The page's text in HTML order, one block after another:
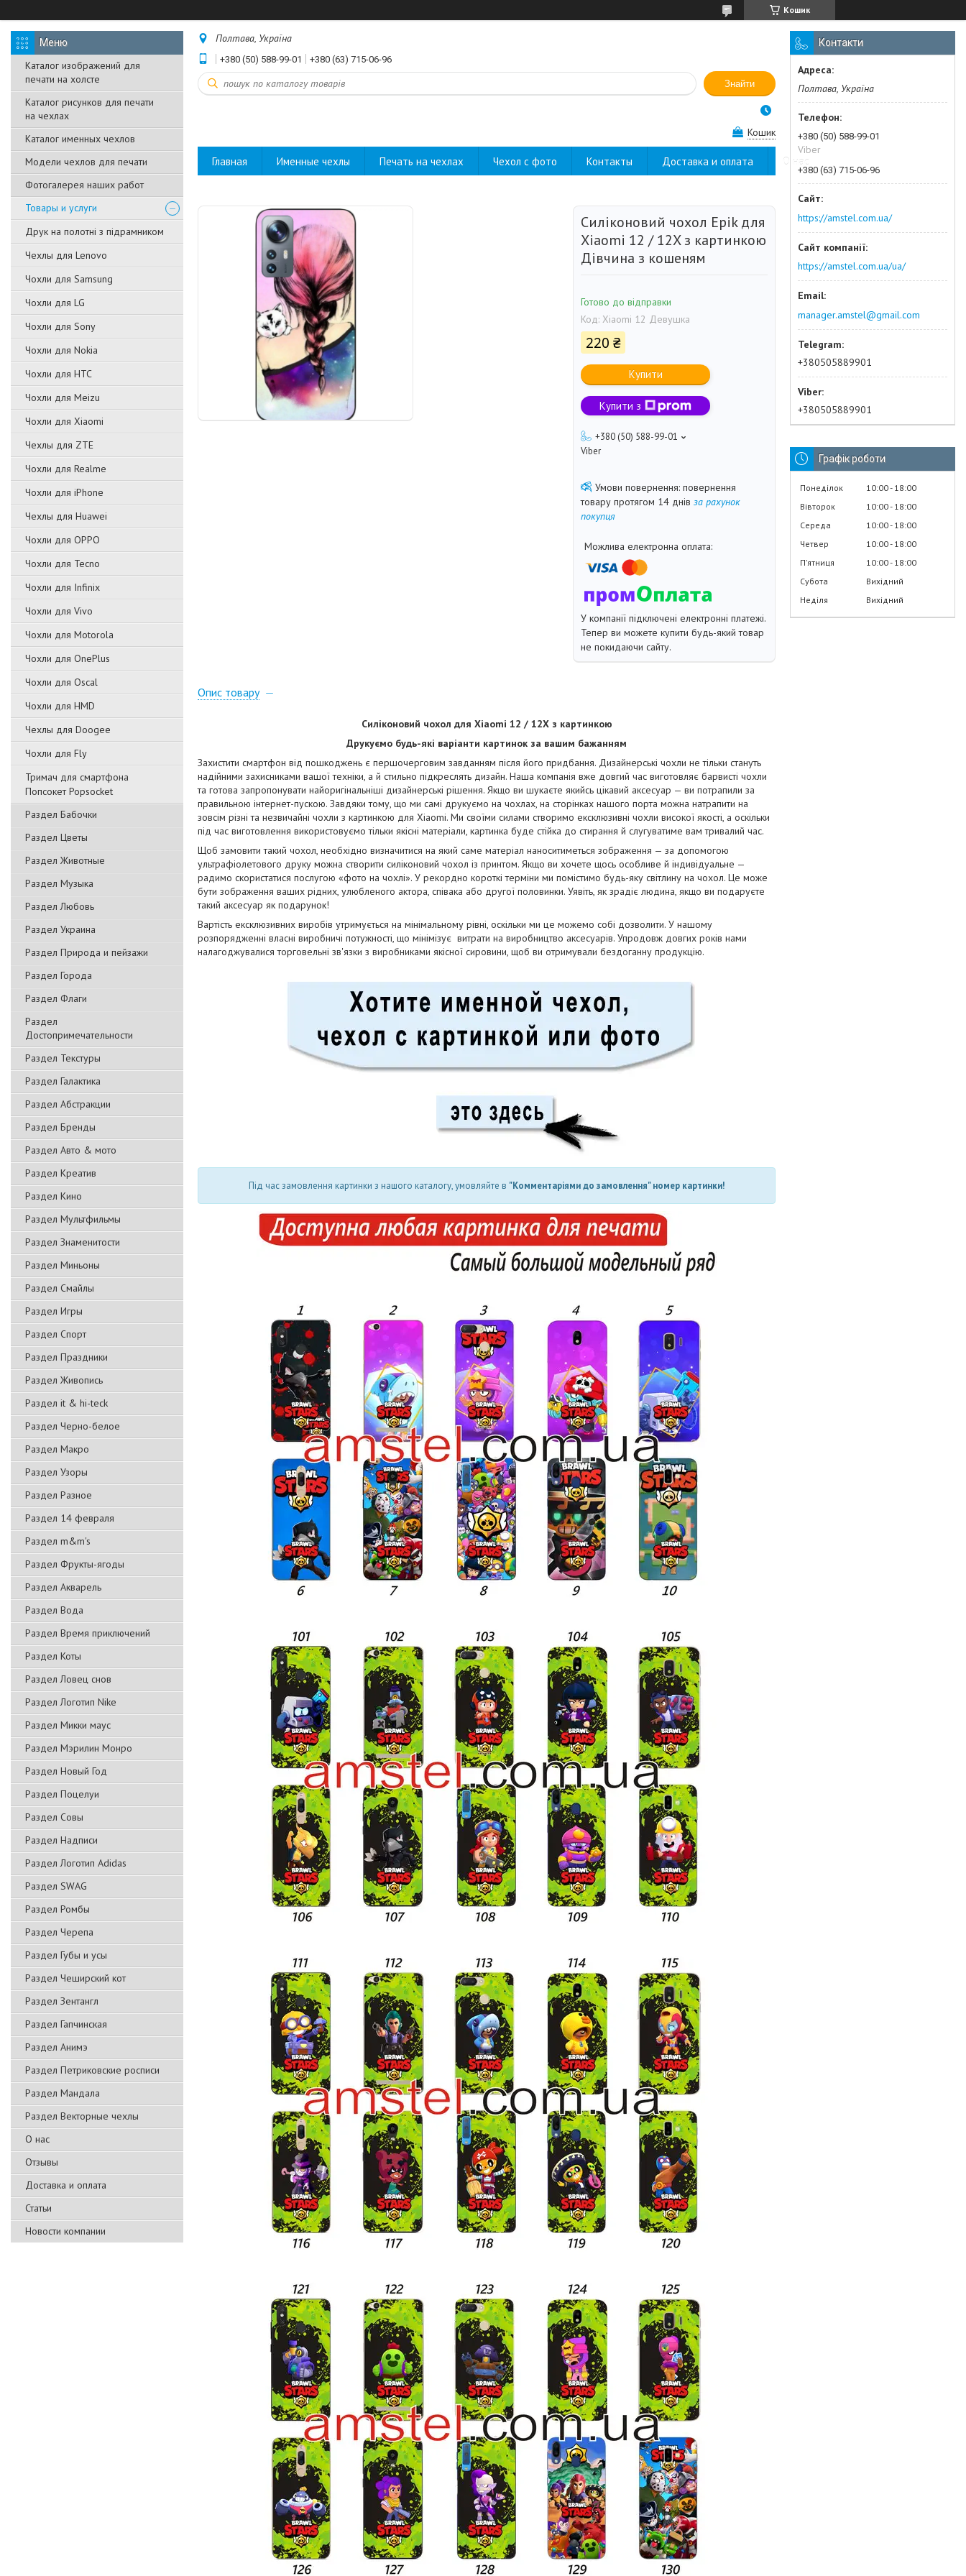
Кошик
Каталог изображений для
печати на холсте
Каталог рисунков для печати
на чехлах
Каталог именных чехлов
Модели чехлов для печати
Фотогалерея наших работ
Товары и услуги
Друк на полотні з підрамником
Чехлы для Lenovo
Чохли для Samsung
Чохли для LG
Чохли для Sony
Чохли для Nokia
Чохли для HTC
Чохли для Meizu
Чохли для Xiaomi
Чехлы для ZTE
Чохли для Realme
Чохли для iPhone
Чехлы для Huawei
Чохли для OPPO
Чохли для Tecno
Чохли для Infinix
Чохли для Vivo
Чохли для Motorola
Чохли для OnePlus
Чохли для Oscal
Чохли для HMD
Чехлы для Doogee
Чохли для Fly
Тримач для смартфона
Попсокет Popsocket
Раздел Бабочки
Раздел Цветы
Раздел Животные
Раздел Музыка
Раздел Любовь
Раздел Украина
Раздел Природа и пейзажи
Раздел Города
Раздел Флаги
Раздел
Достопримечательности
Раздел Текстуры
Раздел Галактика
Раздел Абстракции
Раздел Бренды
Раздел Авто & мото
Раздел Креатив
Раздел Кино
Раздел Мультфильмы
Раздел Знаменитости
Раздел Миньоны
Раздел Смайлы
Раздел Игры
Раздел Спорт
Раздел Праздники
Раздел Живопись
Раздел it & hi-teck
Раздел Черно-белое
Раздел Макро
Раздел Узоры
Раздел Разное
Раздел 14 февраля
Раздел m&m's
Раздел Фрукты-ягоды
Раздел Акварель
Раздел Вода
Раздел Время приключений
Раздел Коты
Раздел Ловец снов
Раздел Логотип Nike
Раздел Микки маус
Раздел Мэрилин Монро
Раздел Новый Год
Раздел Поцелуи
Раздел Совы
Раздел Надписи
Раздел Логотип Adidas
Раздел SWAG
Раздел Ромбы
Раздел Черепа
Раздел Губы и усы
Раздел Чеширский кот
Раздел Зентангл
Раздел Гапчинская
Раздел Анимэ
Раздел Петриковские росписи
Раздел Мандала
Раздел Векторные чехлы
О нас
Отзывы
Доставка и оплата
Статьи
Новости компании
Полтава, Україна
+380 (50) 588-99-01 +380 (63) 715-06-96
Знайти
Кошик
Главная Именные чехлы Печать на чехлах Чехол с фото Контакты Доставка и оплата О нас
Силіконовий чохол Epik для
Xiaomi 12 / 12X з картинкою
Дівчина з кошеням
Готово до відправки
Код: Xiaomi 12 Девушка
220 ₴
Купити
Купити з
+380 (50) 588-99-01
Viber
повернення
товару протягом 14 днів за рахунок
покупця
У компанії підключені електронні платежі.
Тепер ви можете купити будь-який товар
не покидаючи сайту.
Опис товару
Силіконовий чохол для Xiaomi 12 / 12X з картинкою
Друкуємо будь-які варіанти картинок за вашим бажанням
Захистити смартфон від пошкоджень є першочерговим завданням після його придбання. Дизайнерські чохли не тільки стануть
надійними захисниками вашої техніки, а й стильно підкреслять дизайн. Наша компанія вже довгий час виготовляє барвисті чохли
та готова запропонувати найоригінальніші дизайнерські рішення. Якщо ви шукаєте якийсь цікавий аксесуар — ви потрапили за
правильною інтернет-пускою. Завдяки тому, що ми самі друкуємо на чохлах, на сторінках нашого порта можна натрапити на
зовсім різні та незвичайні чохли з картинкою для Xiaomi. Ми своїми силами створимо ексклюзивні чохли високої якості, а оскільки
під час виготовлення використовуємо тільки якісні матеріали, картинка буде стійка до стирання й слугуватиме вам тривалий час.
Щоб замовити такий чохол, необхідно визначитися на який саме матеріал наноситиметься зображення — за допомогою
ультрафіолетового друку можна створити силіконовий чохол із принтом. Якщо ви хочете щось особливе й індивідуальне —
радимо скористатися послугою «фото на чохлі». У рекордно короткі терміни ми помістимо будь-яку світлину на чохол. Це може
бути зображення ваших рідних, улюбленого актора, співака або другої половинки. Уявіть, як зрадіє людина, якщо ви подаруєте
такий аксесуар як подарунок!
Вартість ексклюзивних виробів утримується на мінімальному рівні, оскільки ми це можемо собі дозволити. У нашому
розпорядженні власні виробничі потужності, що мінімізує витрати на виробництво аксесуарів. Упродовж довгих років нами
налагоджувалися торговельні зв'язки з виробниками якісної сировини, щоб ви отримували бездоганну продукцію.
Під час замовлення картинки з нашого каталогу, умовляйте в "Комментаріями до замовлення" номер картинки!
Контакти
Полтава, Україна
+380 (50) 588-99-01
Viber
+380 (63) 715-06-96
https://amstel.com.ua/
https://amstel.com.ua/ua/
manager.amstel@gmail.com
+380505889901
+380505889901
Графік роботи
Понеділок 10:00 18:00
Вівторок
10:00 18:00
Середа
10:00 18:00
Четвер
10:00 18:00
Пʼятниця
10:00 18:00
Субота
Вихідний
Неділя
Вихідний